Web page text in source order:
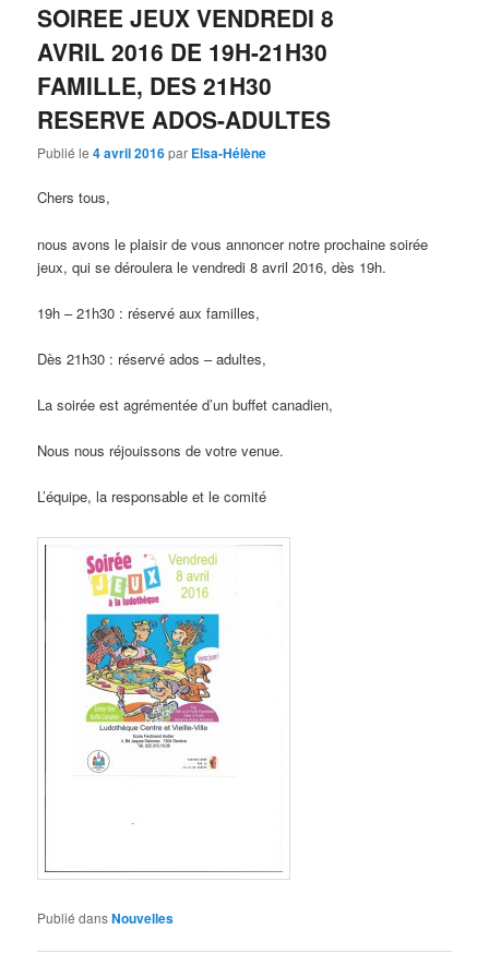
SOIREE JEUX VENDREDI 8
AVRIL 2016 DE 19H-21H30
FAMILLE, DES 21H30
RESERVE ADOS-ADULTES
Publié le4 avril 2016par Elsa-Hélène
Chers tous,
nous avons le plaisir de vous annoncer notre prochaine soirée
jeux, qui se déroulera le vendredi 8 avril 2016, dès 19h.
19h – 21h30 : réservé aux familles,
Dès 21h30 : réservé ados – adultes,
La soirée est agrémentée d’un buffet canadien,
Nous nous réjouissons de votre venue.
L’équipe, la responsable et le comité
Publié dansNouvelles